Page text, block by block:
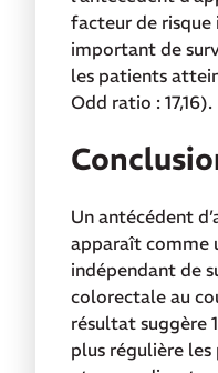
facteur de risque
important de
les patients
Odd ratio : 17,16).
Un antécédent
apparaît comme
indépendant de
colorectale au
résultat suggère
plus régulière